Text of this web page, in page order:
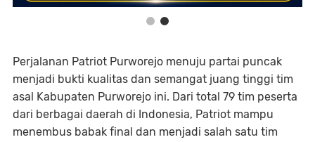
Perjalanan Patriot Purworejo menuju partai puncak
menjadi bukti kualitas dan semangat juang tinggi tim
asal Kabupaten Purworejo ini. Dari total 79 tim peserta
dari berbagai daerah di Indonesia, Patriot mampu
menembus babak final dan menjadi salah satu tim